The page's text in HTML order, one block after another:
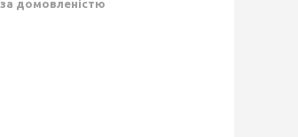
за домовленістю